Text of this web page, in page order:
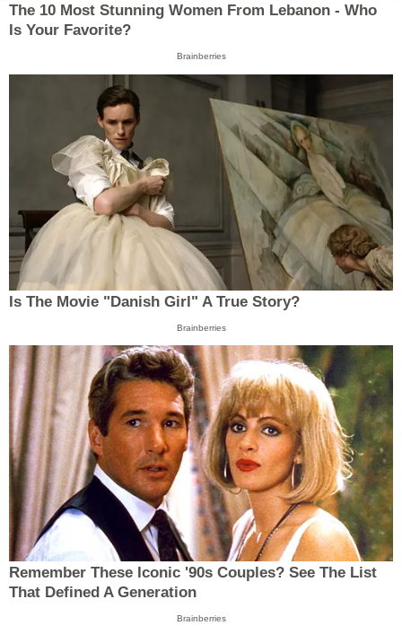
The 10 Most Stunning Women From Lebanon - Who
Is Your Favorite?
Brainberries
Is The Movie "Danish Girl" A True Story?
Brainberries
Remember These Iconic '90s Couples? See The List
That Defined A Generation
Brainberries